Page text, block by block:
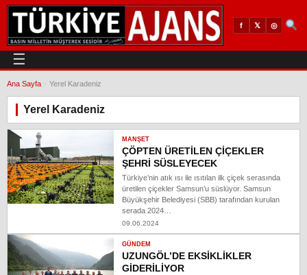
f 𝕏 ◎
☰
Ana Sayfa Yerel Karadeniz
Yerel Karadeniz
MANŞET
ÇÖPTEN ÜRETİLEN ÇİÇEKLER
ŞEHRİ SÜSLEYECEK
Türkiye’nin atık ısı ile ısıtılan ilk çiçek serasında
üretilen çiçekler Samsun’u süslüyor. Samsun
Büyükşehir Belediyesi (SBB) tarafından kurulan
serada 2024…
09.06.2024
GÜNDEM
UZUNGÖL’DE EKSİKLİKLER
GİDERİLİYOR